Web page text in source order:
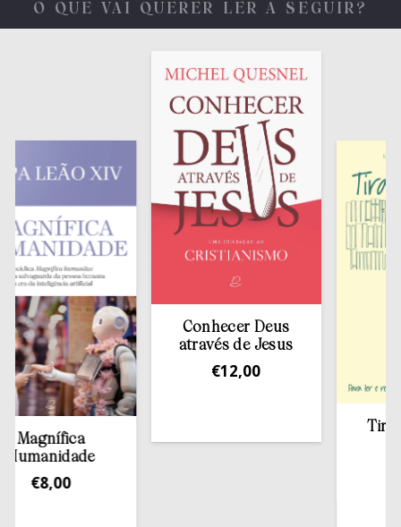
O QUE VAI QUERER LER A SEGUIR?
8,00
Conhecer Deus
através de Jesus
12,00
Tirar a